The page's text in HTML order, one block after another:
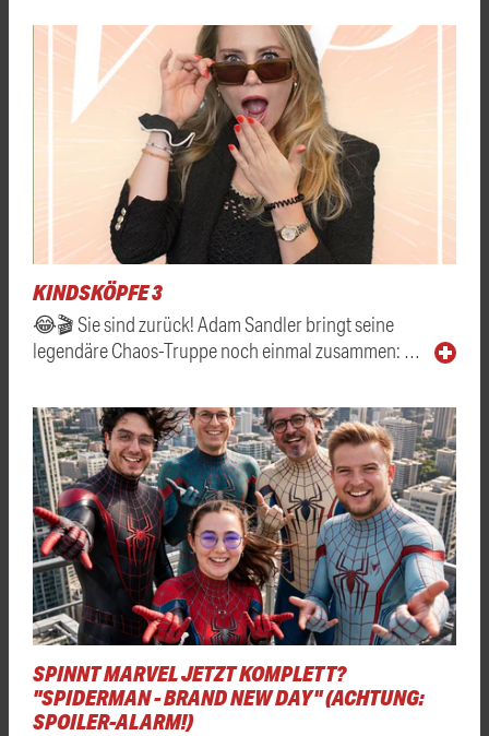
KINDSKÖPFE 3
😂🎬 Sie sind zurück! Adam Sandler bringt seine
legendäre Chaos-Truppe noch einmal zusammen: …
SPINNT MARVEL JETZT KOMPLETT?
"SPIDERMAN - BRAND NEW DAY" (ACHTUNG:
SPOILER-ALARM!)